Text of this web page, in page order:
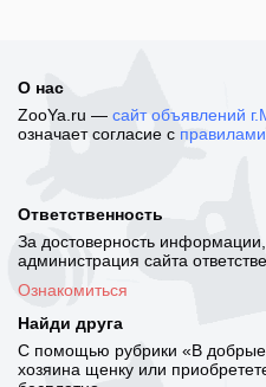
О нас
ZooYa.ru — сайт объявлений
означает согласие с правилами
Ответственность
За достоверность
администрация сайта
Ознакомиться
Найди друга
С помощью рубрики «В добрые
хозяина щенку или